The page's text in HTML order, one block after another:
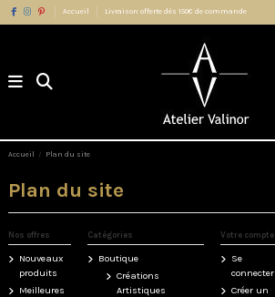
Accueil Livraison offerte dès 150€ de commande
Accueil Plan du site
Plan du site
Nos offres
Nouveaux
produits
Meilleures
Catégories
Boutique
Créations
Artistiques
Votre compte
Se
connecter
Créer un